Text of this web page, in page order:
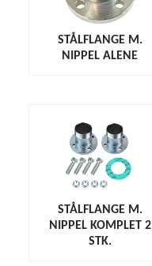
STÅLFLANGE M.
NIPPEL ALENE
STÅLFLANGE M.
NIPPEL KOMPLET 2
STK.